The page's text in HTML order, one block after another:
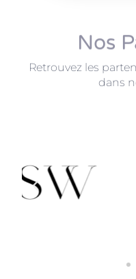
Nos
Retrouvez les
dans